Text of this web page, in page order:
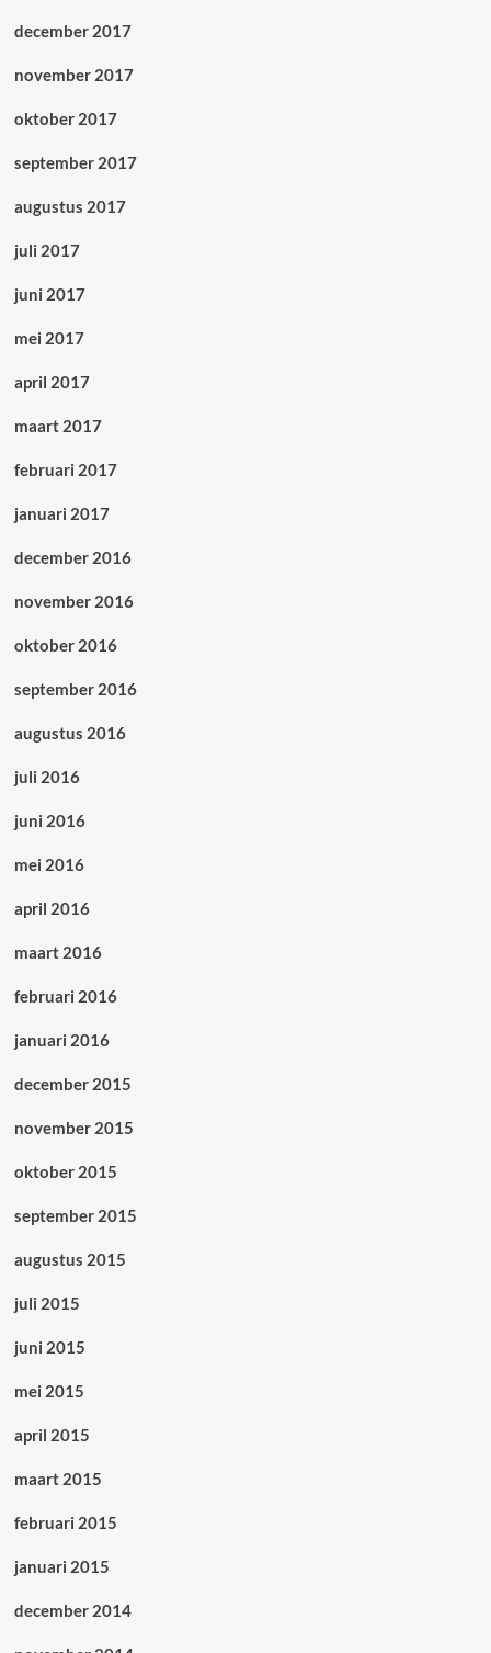
december 2017
november 2017
oktober 2017
september 2017
augustus 2017
juli 2017
juni 2017
mei 2017
april 2017
maart 2017
februari 2017
januari 2017
december 2016
november 2016
oktober 2016
september 2016
augustus 2016
juli 2016
juni 2016
mei 2016
april 2016
maart 2016
februari 2016
januari 2016
december 2015
november 2015
oktober 2015
september 2015
augustus 2015
juli 2015
juni 2015
mei 2015
april 2015
maart 2015
februari 2015
januari 2015
december 2014